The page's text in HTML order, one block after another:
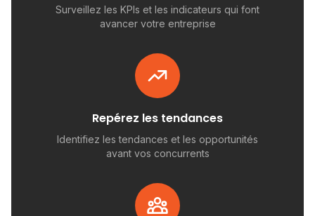
Surveillez les KPIs et les indicateurs qui font
avancer votre entreprise
Repérez les tendances
Identifiez les tendances et les opportunités
avant vos concurrents